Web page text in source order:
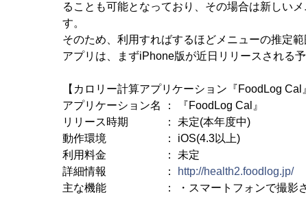
ることも可能となっており、その場合は新しい
す。
そのため、利用すればするほどメニューの推定
アプリは、まずiPhone版が近日リリースされる
【カロリー計算アプリケーション『FoodLog Cal
アプリケーション名 ： 『FoodLog Cal』
リリース時期 ： 未定(本年度中)
動作環境 ： iOS(4.3以上)
利用料金 ： 未定
詳細情報 ：
http://health2.foodlog.jp/
主な機能 ： ・スマートフォンで撮影され